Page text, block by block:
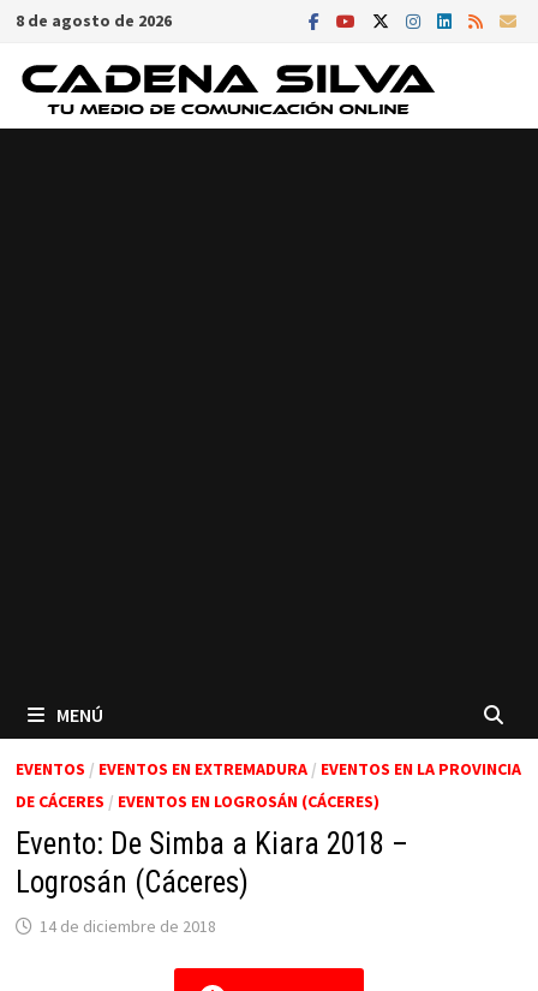
Saltar
contenido
8 de agosto de 2026
MENÚ
EVENTOS / EVENTOS EN EXTREMADURA/ EVENTOS EN LA PROVINCIA
DE CÁCERES / EVENTOS EN LOGROSÁN (CÁCERES)
Evento: De Simba a Kiara 2018 –
Logrosán (Cáceres)
14 de diciembre de 2018